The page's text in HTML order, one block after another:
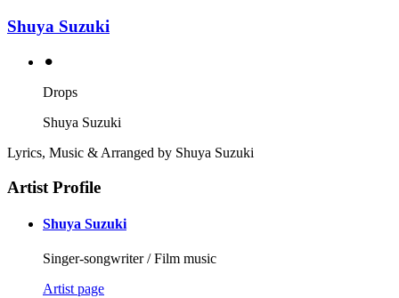
Shuya Suzuki
⚫︎
Drops
Shuya Suzuki
Lyrics, Music & Arranged by Shuya Suzuki
Artist Profile
Shuya Suzuki
Singer-songwriter / Film music
Artist page